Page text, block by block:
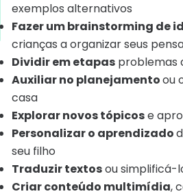
exemplos alternativos
Fazer um brainstorming de
crianças a organizar seus
Dividir em etapasproblemas
Auxiliar no planejamentoou
casa
Explorar novos tópicose
Personalizar o aprendizado
seu filho
Traduzir textosou simplificá-
Criar conteúdo multimídia,